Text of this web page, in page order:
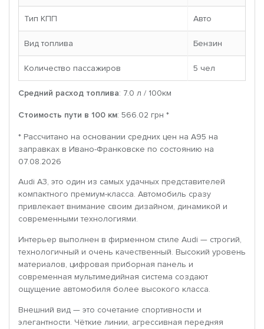
Тип КПП Авто
Вид топлива Бензин
Количество пассажиров 5 чел
Средний расход топлива: 7.0 л / 100км
Стоимость пути в 100 км: 566.02 грн *
* Рассчитано на основании средних цен на A95 на
заправках в Ивано-Франковске по состоянию на
07.08.2026
Audi A3, это один из самых удачных представителей
компактного премиум-класса. Автомобиль сразу
привлекает внимание своим дизайном, динамикой и
современными технологиями.
Интерьер выполнен в фирменном стиле Audi — строгий,
технологичный и очень качественный. Высокий уровень
материалов, цифровая приборная панель и
современная мультимедийная система создают
ощущение автомобиля более высокого класса.
Внешний вид — это сочетание спортивности и
элегантности. Чёткие линии, агрессивная передняя